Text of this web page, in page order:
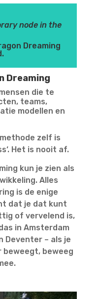
node in the
Dreaming
Dreaming
die te
teams,
modellen en
zelf is
Het is nooit af.
kun je zien als
Alles
is de enige
dat je dat kunt
of vervelend is,
in Amsterdam
Deventer – als je
beweeg